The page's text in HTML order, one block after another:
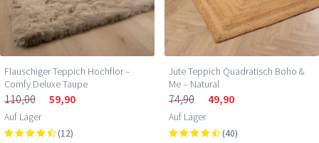
Flauschiger Teppich Hochflor –
Comfy Deluxe Taupe
110,00 59,90
Auf Lager
(12)
Jute Teppich Quadratisch Boho &
Me – Natural
74,90 49,90
Auf Lager
(40)